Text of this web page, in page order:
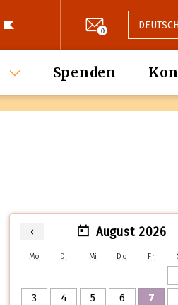
0 DEUTSCH
Spenden
‹ August 2026
Mo Di Mi Do Fr
3
4 5 6 7